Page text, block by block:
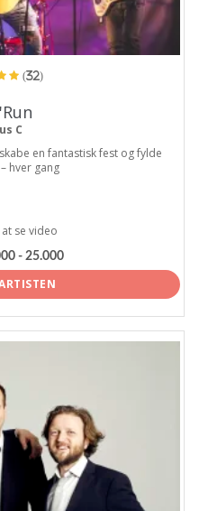
(32)
C
en fantastisk fest og fylde
hver gang
se video
- 25.000